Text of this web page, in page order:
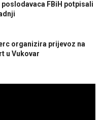
poslodavaca FBiH potpisali
organizira prijevoz na
u Vukovar